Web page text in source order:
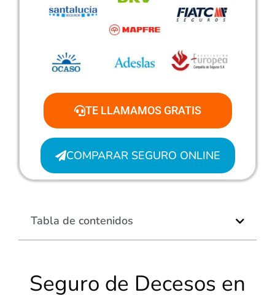
Seguro de Decesos en
TE LLAMAMOS GRATIS
COMPARAR SEGURO ONLINE
Tabla de contenidos